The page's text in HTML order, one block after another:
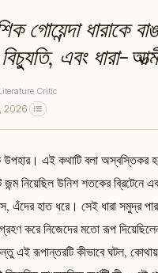
গোয়েন্দা
এবং ধারা-
Literature Critic
2026
উপহার। এই কথাটি বলা
জন্ম নিয়েছিল উনিশ শতকের
এঁদের হাত ধরে। সেই ধারা সমুদ্র
গ্রহণ করে নিজেদের মতো রূপ
এই রূপান্তরটি কীভাবে ঘটল,